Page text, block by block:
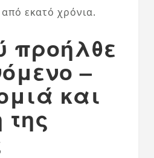
εκατό χρόνια.
προήλθε
–
και
της